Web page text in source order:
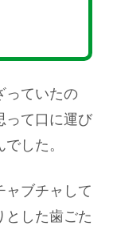
っていたの
って口に運び
した。
ャブチャして
とした歯ごた